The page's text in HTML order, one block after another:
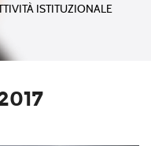
ISTITUZIONALE